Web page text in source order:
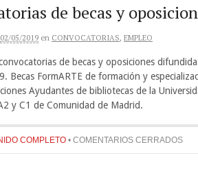
de becas y
02/05/2019 en CONVOCATORIAS, EMPLEO
de becas y oposiciones
Becas FormARTE de formación y
Ayudantes de bibliotecas de la
y C1 de Comunidad de Madrid.
COMPLETO • COMENTARIOS CERRADOS